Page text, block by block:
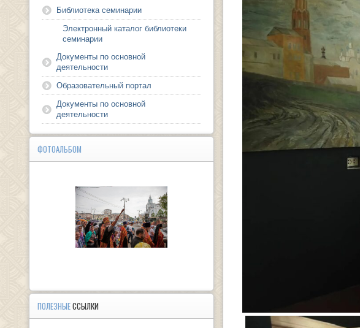
Библиотека семинарии
Электронный каталог библиотеки
семинарии
Документы по основной
деятельности
Образовательный портал
Документы по основной
деятельности
ФОТОАЛЬБОМ
ПОЛЕЗНЫЕССЫЛКИ